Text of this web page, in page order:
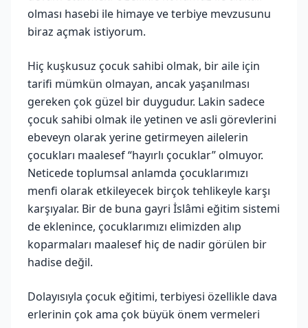
olması hasebi ile himaye ve terbiye mevzusunu
biraz açmak istiyorum.
Hiç kuşkusuz çocuk sahibi olmak, bir aile için
tarifi mümkün olmayan, ancak yaşanılması
gereken çok güzel bir duygudur. Lakin sadece
çocuk sahibi olmak ile yetinen ve asli görevlerini
ebeveyn olarak yerine getirmeyen ailelerin
çocukları maalesef “hayırlı çocuklar” olmuyor.
Neticede toplumsal anlamda çocuklarımızı
menfi olarak etkileyecek birçok tehlikeyle karşı
karşıyalar. Bir de buna gayri İslâmi eğitim sistemi
de eklenince, çocuklarımızı elimizden alıp
koparmaları maalesef hiç de nadir görülen bir
hadise değil.
Dolayısıyla çocuk eğitimi, terbiyesi özellikle dava
erlerinin çok ama çok büyük önem vermeleri